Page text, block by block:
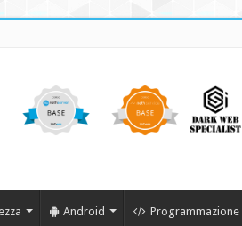
Android Programmazione